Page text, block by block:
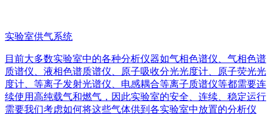
实验室供气系统
目前大多数实验室中的各种分析仪器如气相色谱仪、气相色谱
质谱仪、液相色谱质谱仪、原子吸收分光光度计、原子荧光光
度计、等离子发射光谱仪、电感耦合等离子质谱仪等都需要连
续使用高纯载气和燃气，因此实验室的安全、连续、稳定运行
需要我们考虑如何将这些气体供到各实验室中放置的分析仪